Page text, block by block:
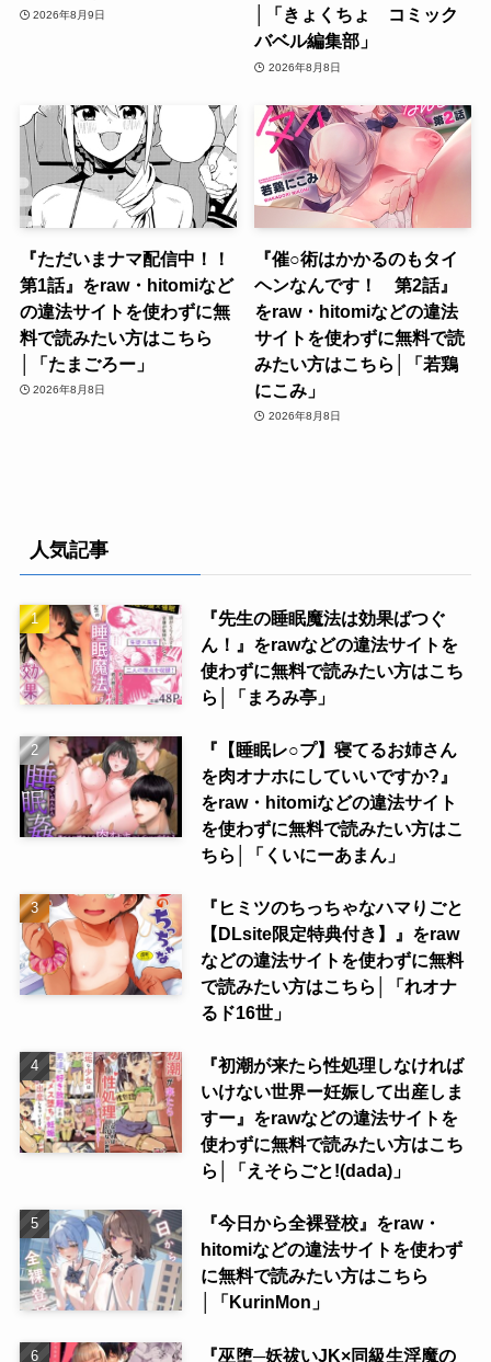
2026年8月9日
│「きょくちょ コミック
バベル編集部」
2026年8月8日
『ただいまナマ配信中！！
第1話』をraw・hitomiなど
の違法サイトを使わずに無
料で読みたい方はこちら
│「たまごろー」
2026年8月8日
『催○術はかかるのもタイ
ヘンなんです！ 第2話』
をraw・hitomiなどの違法
サイトを使わずに無料で読
みたい方はこちら│「若鶏
にこみ」
2026年8月8日
人気記事
『先生の睡眠魔法は効果ばつぐ
ん！』をrawなどの違法サイトを
使わずに無料で読みたい方はこち
ら│「まろみ亭」
『【睡眠レ○プ】寝てるお姉さん
を肉オナホにしていいですか?』
をraw・hitomiなどの違法サイト
を使わずに無料で読みたい方はこ
ちら│「くいにーあまん」
『ヒミツのちっちゃなハマりごと
【DLsite限定特典付き】』をraw
などの違法サイトを使わずに無料
で読みたい方はこちら│「れオナ
るド16世」
『初潮が来たら性処理しなければ
いけない世界ー妊娠して出産しま
すー』をrawなどの違法サイトを
使わずに無料で読みたい方はこち
ら│「えそらごと!(dada)」
『今日から全裸登校』をraw・
hitomiなどの違法サイトを使わず
に無料で読みたい方はこちら
│「KurinMon」
『巫堕─妖祓いJK×同級生淫魔の